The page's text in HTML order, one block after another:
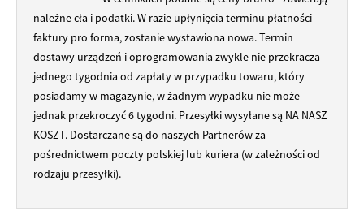
należne cła i podatki. W razie upłynięcia terminu płatności
faktury pro forma, zostanie wystawiona nowa. Termin
dostawy urządzeń i oprogramowania zwykle nie przekracza
jednego tygodnia od zapłaty w przypadku towaru, który
posiadamy w magazynie, w żadnym wypadku nie może
jednak przekroczyć 6 tygodni. Przesyłki wysyłane są NA NASZ
KOSZT. Dostarczane są do naszych Partnerów za
pośrednictwem poczty polskiej lub kuriera (w zależności od
rodzaju przesyłki).